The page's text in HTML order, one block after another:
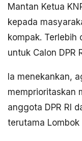
Mantan Ketua
kepada
kompak.
untuk Calon DPR
Ia menekankan,
memprioritaskan
anggota DPR RI
terutama Lombok